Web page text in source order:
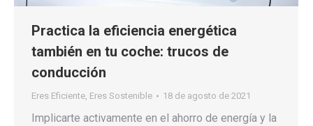
Practica la eficiencia energética
también en tu coche: trucos de
conducción
Eres Eficiente, Eres Sostenible 18 de agosto de 2021
Implicarte activamente en el ahorro de energía y la